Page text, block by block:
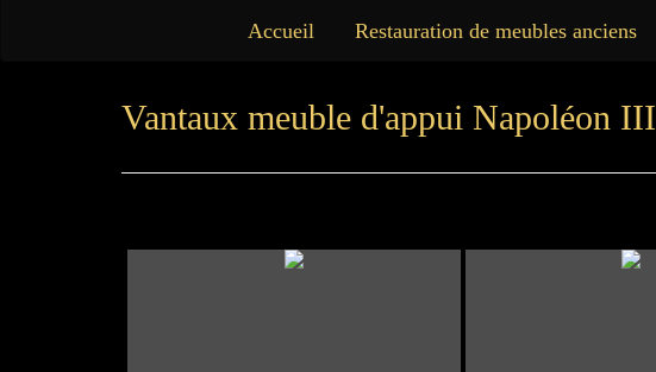
Accueil Restauration de meubles anciens
Vantaux meuble d'appui Napoléon III